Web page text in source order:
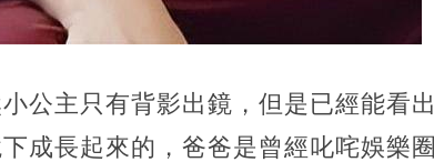
公主只有背影出鏡，但是已經能看出
成長起來的，爸爸是曾經叱咤娛樂圈